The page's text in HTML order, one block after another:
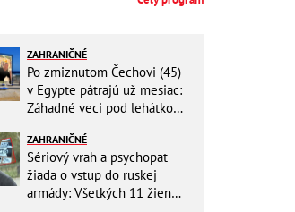
ZAHRANIČNÉ
Po zmiznutom Čechovi (45)
v Egypte pátrajú už mesiac:
Záhadné veci pod lehátkom,
vypovede
ZAHRANIČNÉ
Sériový vrah a psychopat
žiada o vstup do ruskej
armády: Všetkých 11 žien